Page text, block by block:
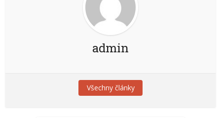
admin
Všechny články